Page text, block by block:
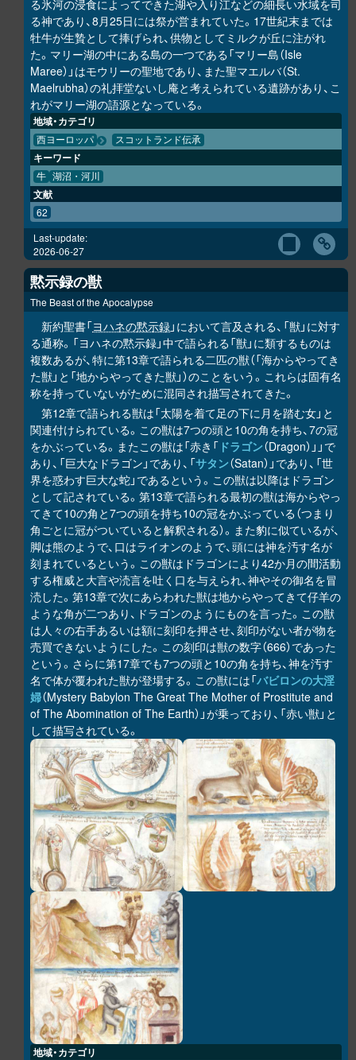
る氷河の浸食によってできた湖や入り江などの細長い水域を司
る神であり、8月25日には祭が営まれていた。17世紀末までは
牡牛が生贄として捧げられ、供物としてミルクが丘に注がれ
た。マリー湖の中にある島の一つである「マリー島（Isle
Maree）」はモウリーの聖地であり、また聖マエルバ（St.
Maelrubha）の礼拝堂ないし庵と考えられている遺跡があり、こ
れがマリー湖の語源となっている。
地域・カテゴリ
西ヨーロッパ スコットランド伝承
キーワード
牛 湖沼・河川
文献
62
Last-update:
2026-06-27
黙示録の獣
The Beast of the Apocalypse
新約聖書「ヨハネの黙示録」において言及される、「獣」に対す
る通称。「ヨハネの黙示録」中で語られる「獣」に類するものは
複数あるが、特に第13章で語られる二匹の獣（「海からやってき
た獣」と「地からやってきた獣」）のことをいう。これらは固有名
称を持っていないがために混同され描写されてきた。
第12章で語られる獣は「太陽を着て足の下に月を踏む女」と
関連付けられている。この獣は7つの頭と10の角を持ち、7の冠
をかぶっている。またこの獣は「赤き「 ドラゴン（Dragon）」」で
あり、「巨大なドラゴン」であり、「サタン（Satan）」であり、「世
界を惑わす巨大な蛇」であるという。この獣は以降はドラゴン
として記されている。第13章で語られる最初の獣は海からやっ
てきて10の角と7つの頭を持ち10の冠をかぶっている（つまり
角ごとに冠がついていると解釈される）。また豹に似ているが、
脚は熊のようで、口はライオンのようで、頭には神を汚す名が
刻まれているという。この獣はドラゴンにより42か月の間活動
する権威と大言や涜言を吐く口を与えられ、神やその御名を冒
涜した。第13章で次にあらわれた獣は地からやってきて仔羊の
ような角が二つあり、ドラゴンのようにものを言った。この獣
は人々の右手あるいは額に刻印を押させ、刻印がない者が物を
売買できないようにした。この刻印は獣の数字（666）であった
という。さらに第17章でも7つの頭と10の角を持ち、神を汚す
名で体が覆われた獣が登場する。この獣には「バビロンの大淫
婦（Mystery Babylon The Great The Mother of Prostitute and
of The Abomination of The Earth）」が乗っており、「赤い獣」と
して描写されている。
地域・カテゴリ